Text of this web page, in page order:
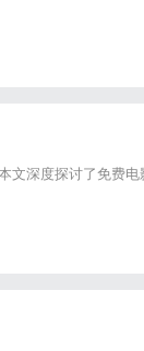
文深度探讨了免费电